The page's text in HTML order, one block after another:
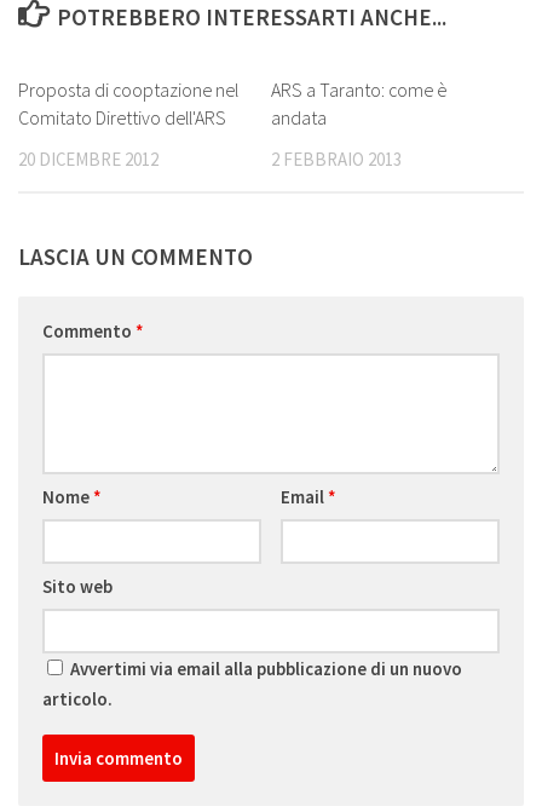
POTREBBERO INTERESSARTI ANCHE...
Proposta di cooptazione nel
Comitato Direttivo dell'ARS
20 DICEMBRE 2012
ARS a Taranto: come è
andata
2 FEBBRAIO 2013
LASCIA UN COMMENTO
Commento *
Nome* Email*
Sito web
Avvertimi via email alla pubblicazione di un nuovo
articolo.